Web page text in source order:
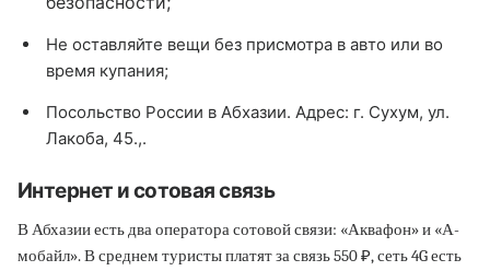
Не оставляйте вещи без присмотра в авто или во
время купания;
Посольство России в Абхазии. Адрес: г. Сухум, ул.
Лакоба, 45.,.
Интернет и сотовая связь
В Абхазии есть два оператора сотовой связи: «Аквафон» и «А-
мобайл». В среднем туристы платят за связь 550 ₽, сеть 4G есть